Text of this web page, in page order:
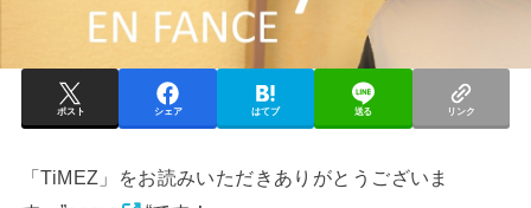
ポスト シェア はてブ 送る リンク
「TiMEZ」をお読みいただきありがとうございま